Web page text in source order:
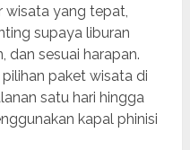
wisata yang tepat,
supaya liburan
dan sesuai harapan.
paket wisata di
satu hari hingga
kapal phinisi